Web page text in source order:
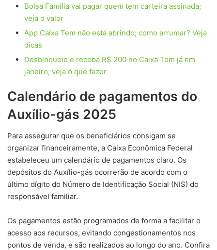
Bolsa Família vai pagar quem tem carteira assinada;
veja o valor
App Caixa Tem não está abrindo; como arrumar? Veja
dicas
Desbloqueie e receba R$ 200 no Caixa Tem já em
janeiro; veja o que fazer
Calendário de pagamentos do
Auxílio-gás 2025
Para assegurar que os beneficiários consigam se
organizar financeiramente, a Caixa Econômica Federal
estabeleceu um calendário de pagamentos claro. Os
depósitos do Auxílio-gás ocorrerão de acordo com o
último dígito do Número de Identificação Social (NIS) do
responsável familiar.
Os pagamentos estão programados de forma a facilitar o
acesso aos recursos, evitando congestionamentos nos
pontos de venda, e são realizados ao longo do ano. Confira